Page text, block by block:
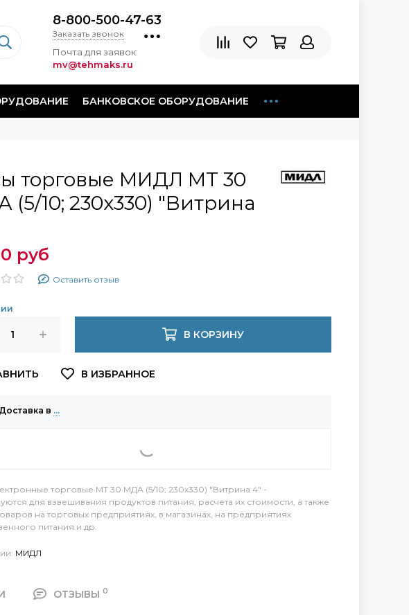
8-800-500-47-63
Заказать звонок
Почта для заявок:
mv@tehmaks.ru
БАНКОВСКОЕ ОБОРУДОВАНИЕ
торговые МИДЛ МТ 30
(5/10; 230х330) "Витрина
руб
Оставить отзыв
В КОРЗИНУ
Доставка в …
торговые МТ 30 МДА (5/10; 230х330) "Витрина 4" -
для взвешивания продуктов питания, расчета их стоимости, а также
на торговых предприятиях, в магазинах, на предприятиях
питания и др.
МИДЛ
ОТЗЫВЫ 0